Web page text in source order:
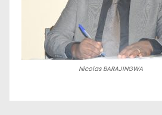
Nicolas BARAJINGWA